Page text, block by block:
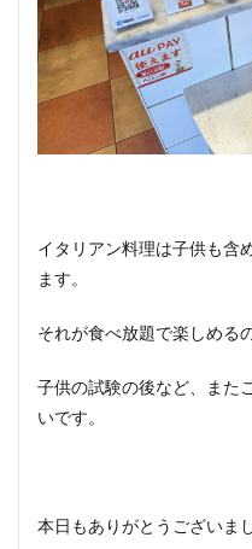
イタリアン料理は子供も含
ます。
それが食べ放題で楽しめる
子供の試験の後など、また
いです。
本日もありがとうございまし